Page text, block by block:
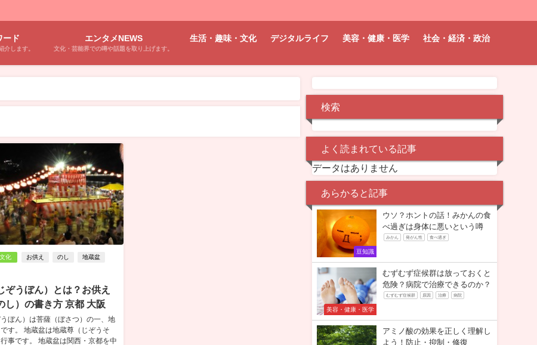
ード
介します。
エンタメNEWS
文化・芸能界での噂や話題を取り上げます。
生活・趣味・文化 デジタルライフ 美容・健康・医学 社会・経済・政治
化 お供え のし 地蔵盆
ぞうぼん）とは？お供え
し）の書き方 京都 大阪
ぼん）は菩薩（ぼさつ）の一、地
す。 地蔵盆は地蔵尊（じぞうそ
事です。 地蔵盆は関西・京都を中
検索
よく読まれている記事
データはありません
あらかると記事
豆知識
ウソ？ホントの話！みかんの食
べ過ぎは身体に悪いという噂
みかん 発がん性 食べ過ぎ
美容・健康・医学
むずむず症候群は放っておくと
危険？病院で治療できるのか？
むずむず症候群 原因 治療 病院
アミノ酸の効果を正しく理解し
よう！防止・抑制・修復